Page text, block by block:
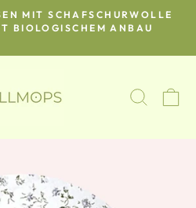
Pause
Diashow
MIT SCHAFSCHURWOLLE
BIOLOGISCHEM ANBAU